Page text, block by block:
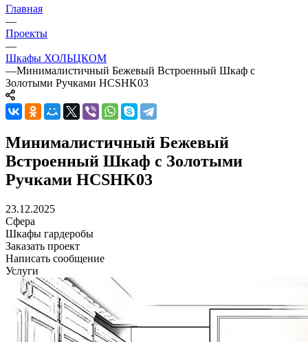
Главная
—
Проекты
—
Шкафы ХОЛЬЦКОМ
—Минималистичный Бежевый Встроенный Шкаф с
Золотыми Ручками HCSHK03
Минималистичный Бежевый
Встроенный Шкаф с Золотыми
Ручками HCSHK03
23.12.2025
Сфера
Шкафы гардеробы
Заказать проект
Написать сообщение
Услуги